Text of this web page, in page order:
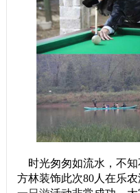
时光匆匆如流水，不知
方林装饰此次80人在乐